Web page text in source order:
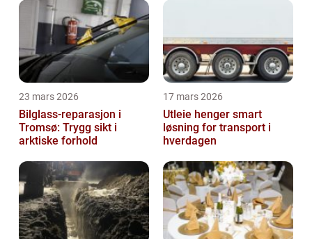
23 mars 2026
Bilglass-reparasjon i
Tromsø: Trygg sikt i
arktiske forhold
17 mars 2026
Utleie henger smart
løsning for transport i
hverdagen